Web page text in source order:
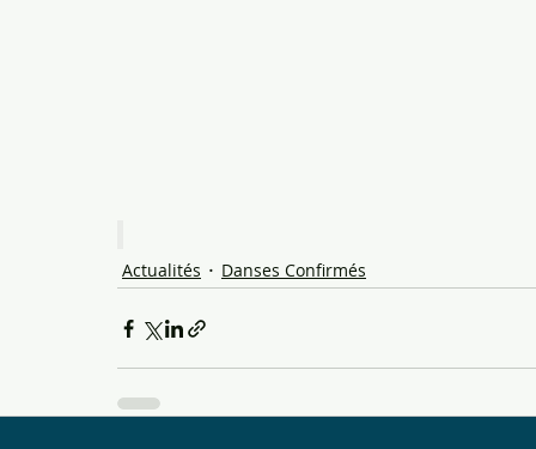
Actualités Danses Confirmés